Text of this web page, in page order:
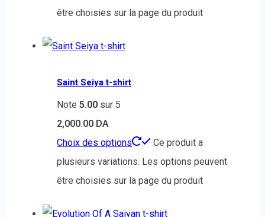
être choisies sur la page du produit
Saint Seiya t-shirt
Note 5.00 sur 5
2,000.00 DA
Choix des options
Ce produit a
plusieurs variations. Les options peuvent
être choisies sur la page du produit